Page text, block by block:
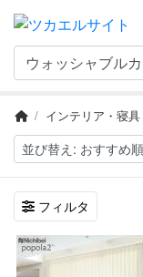
インテリア・寝
フィルタ